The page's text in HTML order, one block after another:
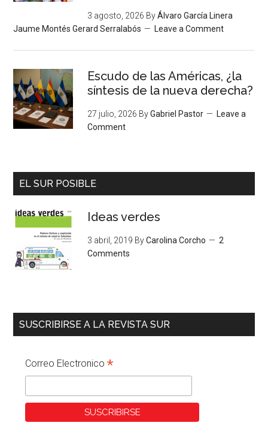
3 agosto, 2026 ByÁlvaro García Linera
Jaume Montés Gerard Serralabós
Leave a Comment
Escudo de las Américas, ¿la
síntesis de la nueva derecha?
27 julio, 2026 ByGabriel Pastor
Leave a
Comment
EL SUR POSIBLE
Ideas verdes
3 abril, 2019 ByCarolina Corcho
2
Comments
SUSCRIBIRSE A LA REVISTA SUR
Correo Electronico*